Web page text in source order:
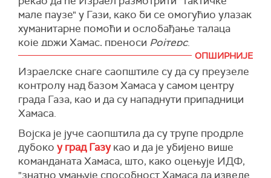
у Гази, где је више од 10.000 цивила убијено
за мање од месец дана.
Савет безбедности Уједињених нација
(Танјуг/АП)
палестинског Црвеног полумесеца.
(Танјуг/Си-Ен-Ен)
да нападну индонежанску болницу у Гази",
рекао је Абдул Мурад новинарима у Џакарти.
Други званичник у МЕР-Ц каже да испод
болнице нема тунела и да се резервоар за
гориво и агрегати за струју чувају у другој,
оближњој згради, из безбедносних разлога.
Портпарол израелске војске рекао је у
недељу да се на сателитским снимцима види
ракетни бацач преко пута индонежанске
болнице.
Индонезија, највећа земља на свету са
мале паузе" у Гази, како би се омогућио улазак
хуманитарне помоћи и ослобађање талаца
које држи Хамас, преноси Ројтерс.
, Нетанјаху је одбацио
могућност прекида ватре, без ослобађања
свих талаца које је Хамас одвео у Газу.
"Што се тиче тактичких малих пауза – сат
и раније. Претпостављам да ћемо проверити
околности, како би се омогућило да
хуманитарна помоћ уђе или да наши таоци,
ОПШИРНИЈЕ
Израелске снаге саопштиле су да су преузеле
контролу над базом Хамаса у самом центру
града Газа, као и да су нападнути припадници
Хамаса.
Војска је јуче саопштила да су трупе продрле
дубоко у град Газукао и да је убијено више
команданата Хамаса, што, како оцењује ИДФ,
"знатно умањује способност Хамаса да изведе